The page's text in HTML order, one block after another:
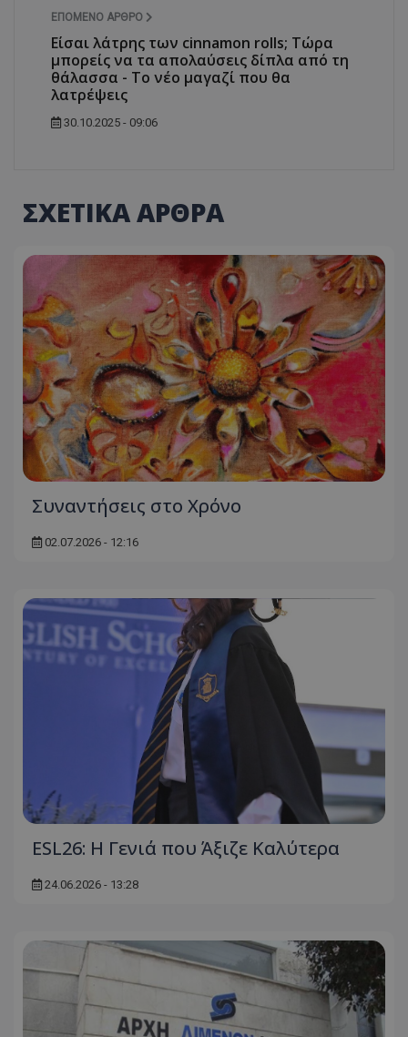
ΕΠΌΜΕΝΟ ΆΡΘΡΟ
Είσαι λάτρης των cinnamon rolls; Τώρα
μπορείς να τα απολαύσεις δίπλα από τη
θάλασσα - Το νέο μαγαζί που θα
λατρέψεις
30.10.2025 - 09:06
ΣΧΕΤΙΚΑ ΑΡΘΡΑ
Συναντήσεις στο Χρόνο
02.07.2026 - 12:16
ESL26: Η Γενιά που Άξιζε Καλύτερα
24.06.2026 - 13:28